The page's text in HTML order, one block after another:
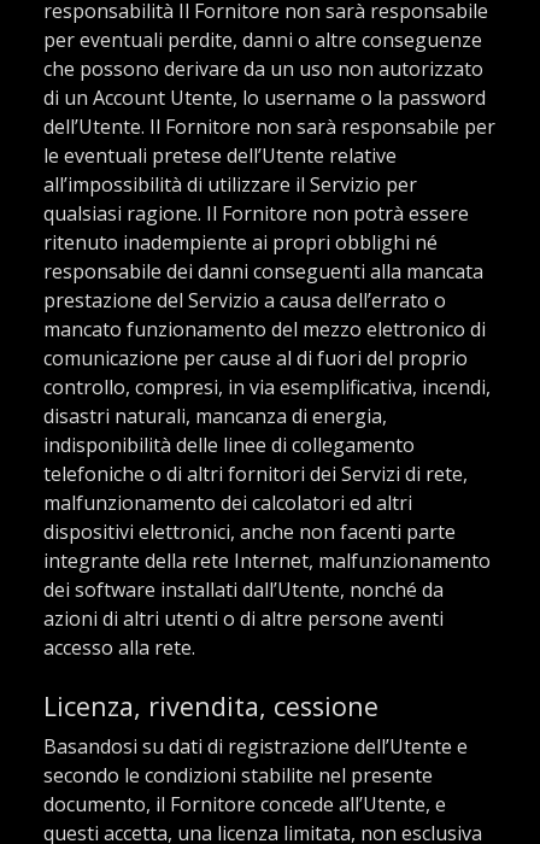
responsabilità Il Fornitore non sarà responsabile
per eventuali perdite, danni o altre conseguenze
che possono derivare da un uso non autorizzato
di un Account Utente, lo username o la password
dell’Utente. Il Fornitore non sarà responsabile per
le eventuali pretese dell’Utente relative
all’impossibilità di utilizzare il Servizio per
qualsiasi ragione. Il Fornitore non potrà essere
ritenuto inadempiente ai propri obblighi né
responsabile dei danni conseguenti alla mancata
prestazione del Servizio a causa dell’errato o
mancato funzionamento del mezzo elettronico di
comunicazione per cause al di fuori del proprio
controllo, compresi, in via esemplificativa, incendi,
disastri naturali, mancanza di energia,
indisponibilità delle linee di collegamento
telefoniche o di altri fornitori dei Servizi di rete,
malfunzionamento dei calcolatori ed altri
dispositivi elettronici, anche non facenti parte
integrante della rete Internet, malfunzionamento
dei software installati dall’Utente, nonché da
azioni di altri utenti o di altre persone aventi
accesso alla rete.
Licenza, rivendita, cessione
Basandosi su dati di registrazione dell’Utente e
secondo le condizioni stabilite nel presente
documento, il Fornitore concede all’Utente, e
questi accetta, una licenza limitata, non esclusiva